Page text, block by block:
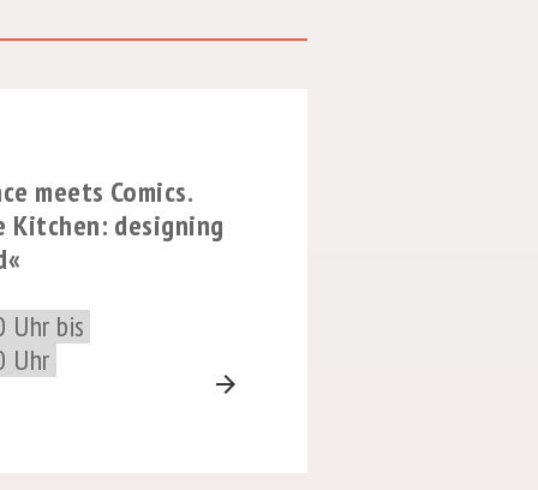
meets Comics.
Kitchen: designing
Uhr bis
Uhr
arrow_forward